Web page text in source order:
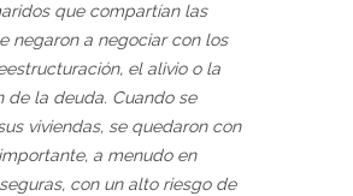
que compartían las
negaron a negociar con los
el alivio o la
de la deuda. Cuando se
viviendas, se quedaron con
a menudo en
con un alto riesgo de